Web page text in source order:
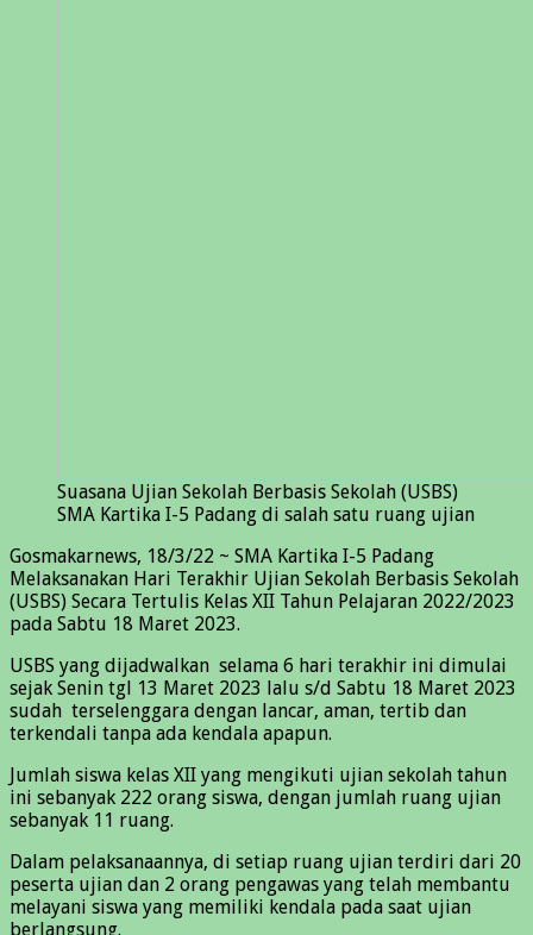
Suasana Ujian Sekolah Berbasis Sekolah (USBS)
SMA Kartika I-5 Padang di salah satu ruang ujian
Gosmakarnews, 18/3/22 ~ SMA Kartika I-5 Padang
Melaksanakan Hari Terakhir Ujian Sekolah Berbasis Sekolah
(USBS) Secara Tertulis Kelas XII Tahun Pelajaran 2022/2023
pada Sabtu 18 Maret 2023.
USBS yang dijadwalkan selama 6 hari terakhir ini dimulai
sejak Senin tgl 13 Maret 2023 lalu s/d Sabtu 18 Maret 2023
sudah terselenggara dengan lancar, aman, tertib dan
terkendali tanpa ada kendala apapun.
Jumlah siswa kelas XII yang mengikuti ujian sekolah tahun
ini sebanyak 222 orang siswa, dengan jumlah ruang ujian
sebanyak 11 ruang.
Dalam pelaksanaannya, di setiap ruang ujian terdiri dari 20
peserta ujian dan 2 orang pengawas yang telah membantu
melayani siswa yang memiliki kendala pada saat ujian
berlangsung.